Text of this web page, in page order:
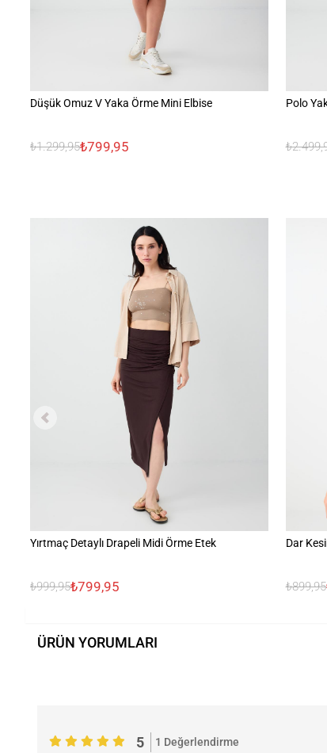
Düşük Omuz V Yaka Örme Mini Elbise
₺1.299,95₺799,95
Polo
Yırtmaç Detaylı Drapeli Midi Örme Etek
₺999,95₺799,95
Dar
₺899,95
ÜRÜN YORUMLARI
5 1 Değerlendirme